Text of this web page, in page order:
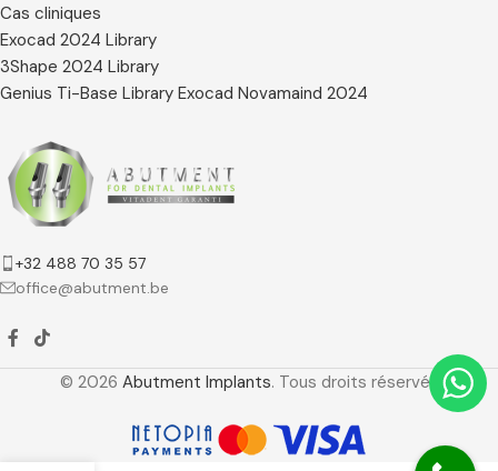
Cas cliniques
Exocad 2024 Library
3Shape 2024 Library
Genius Ti-Base Library Exocad Novamaind 2024
+32 488 70 35 57
office@abutment.be
© 2026 Abutment Implants. Tous droits réservés